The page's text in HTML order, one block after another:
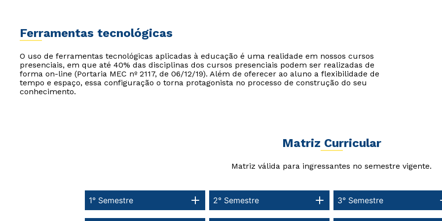
Ferramentas tecnológicas
O uso de ferramentas tecnológicas aplicadas à educação é uma realidade em nossos cursos
presenciais, em que até 40% das disciplinas dos cursos presenciais podem ser realizadas de
forma on-line (Portaria MEC nº 2117, de 06/12/19). Além de oferecer ao aluno a flexibilidade de
tempo e espaço, essa configuração o torna protagonista no processo de construção do seu
conhecimento.
Matriz Curricular
Matriz válida para ingressantes no semestre vigente.
1° Semestre 3° Semestre
2° Semestre